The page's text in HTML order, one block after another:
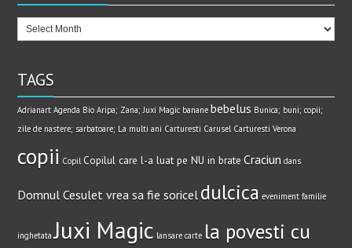
TAGS
Adrianart Agenda Bio Aripa; Zana; Juxi Magic banane bebelus Bunica; buni; copii;
zile de nastere; sarbatoare; La multi ani Carturesti Carusel Carturesti Verona
copii Copil Copilul care l-a luat pe NU in brate Craciun dans
Domnul Cesulet vrea sa fie soricel dulcica eveniment familie
inghetata Juxi Magic lansare carte la povesti cu